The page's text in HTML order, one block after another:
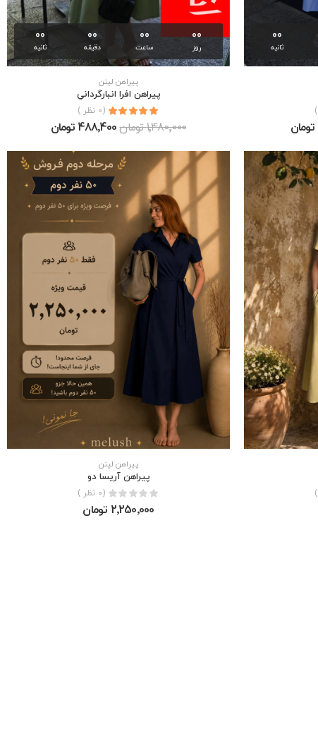
00
ثانیه
00
روز
00
ساعت
00
دقیقه
00
ثانیه
پیراهن لینن
پيراهن افرا انبارگرداني
(0 نظر )
1٬480٬000 تومان 488٬400 تومان
پیراهن لینن
پيراهن آريسا دو
(0 نظر )
2٬250٬000 تومان